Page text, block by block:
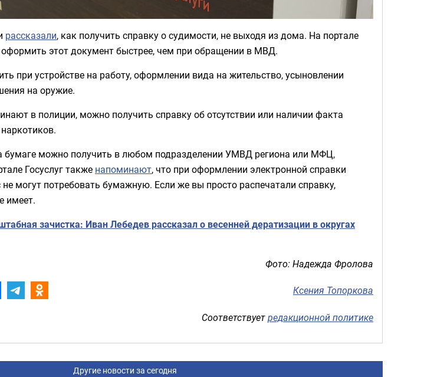
рассказали, как получить справку о судимости, не выходя из дома. На портале
оформить этот документ быстрее, чем при обращении в МВД.
при устройстве на работу, оформлении вида на жительство, усыновлении
на оружие.
в полиции, можно получить справку об отсутствии или наличии факта
бумаге можно получить в любом подразделении УМВД региона или МФЦ,
Госуслуг также напоминают, что при оформлении электронной справки
могут потребовать бумажную. Если же вы просто распечатали справку,
имеет.
зачистка: Иван Лебедев рассказал о весенней дератизации в округах
Фото: Надежда Фролова
Ксения Топоркова
Соответствуетредакционной политике
Другие новости за сегодня